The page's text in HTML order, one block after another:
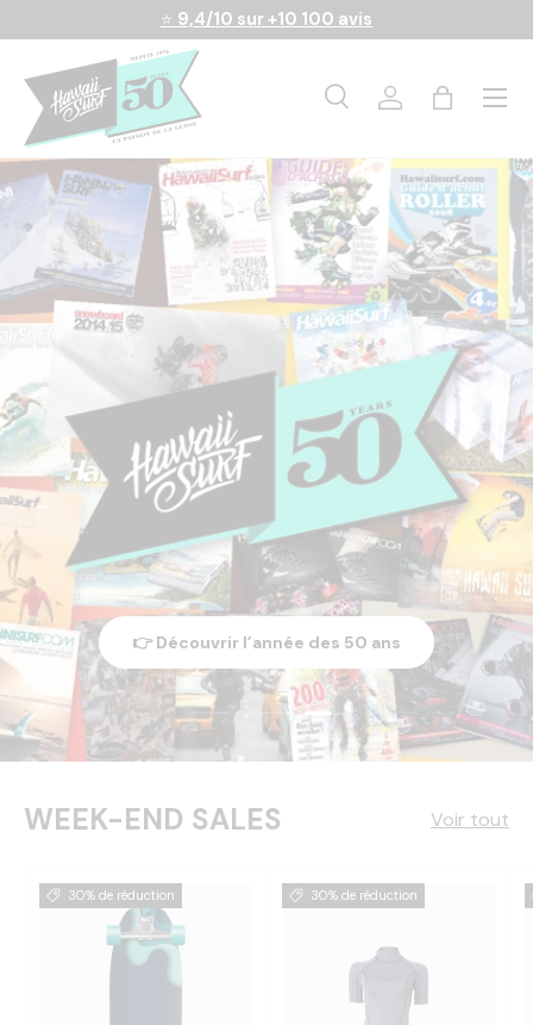
Aller au contenu
⭐ 9,4/10 sur +10 100 avis
Recherche
Rechercher
RechercheSe connecter
Panier
Menu
👉 Découvrir l’année des 50 ans
Charger la diapositive 1 de 3
Charger la diapositive 2 de 3
Charger la diapositive 3
WEEK-END SALES Voir tout
30% de réduction 30% de réduction